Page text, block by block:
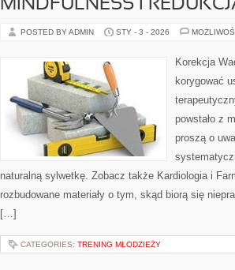
MINDFULNESS I
POSTED BY ADMIN STY - 3 - 2026
Korekcja
korygować
powstało z
proszą o
naturalną sylwetkę. Zobacz także Kardiologia i
rozbudowane materiały o tym, skąd biorą się
[…]
CATEGORIES: TRENING MŁODZIEŻY